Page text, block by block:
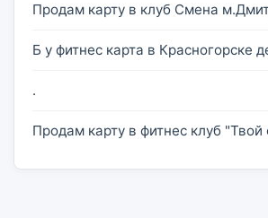
Продам карту в клуб Смена
Б у фитнес карта в Красногорске
.
Продам карту в фитнес клуб "Твой